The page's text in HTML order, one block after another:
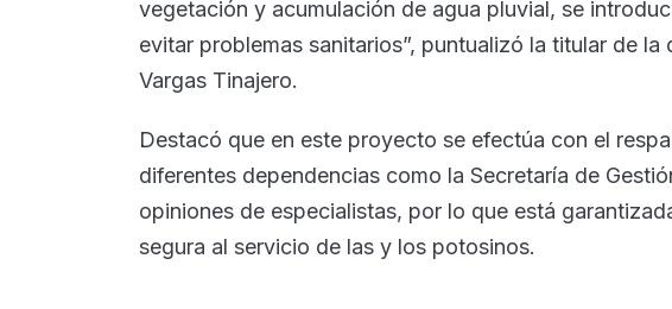
vegetación y acumulación de agua pluvial, se
evitar problemas sanitarios”, puntualizó la titular de
Vargas Tinajero.
Destacó que en este proyecto se efectúa con el
diferentes dependencias como la Secretaría de
opiniones de especialistas, por lo que está
segura al servicio de las y los potosinos.